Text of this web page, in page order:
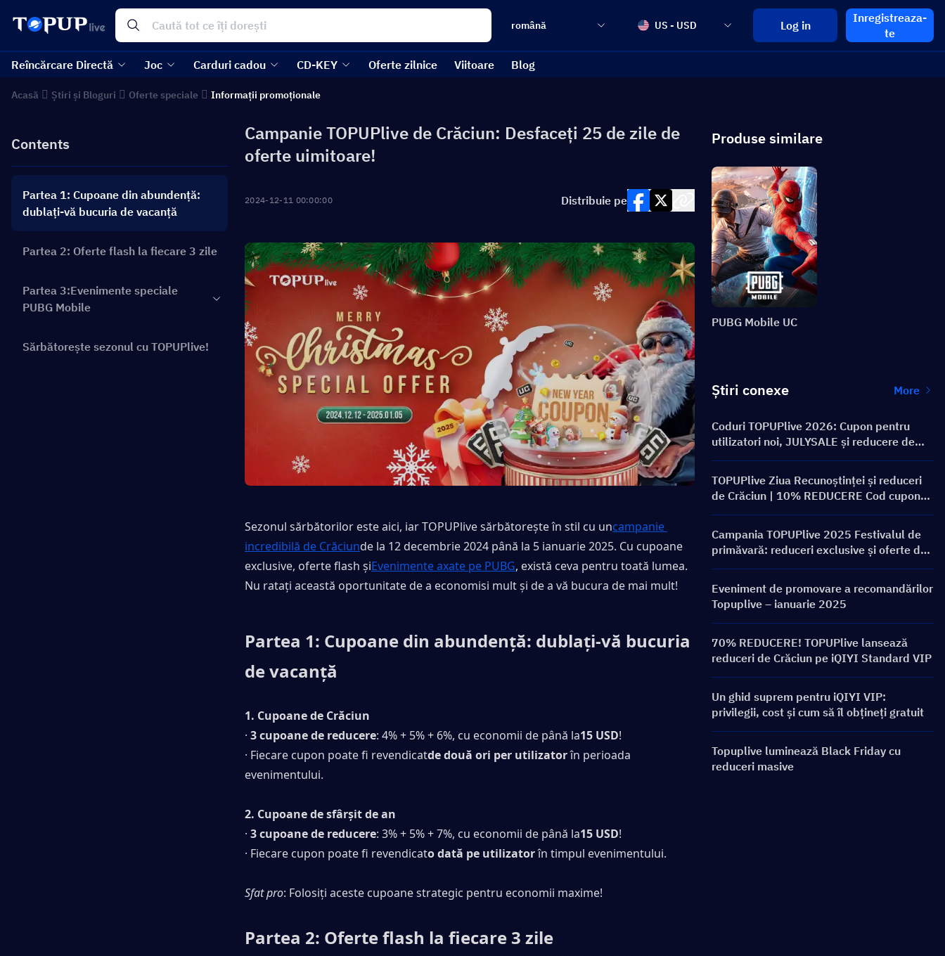
română US - USD Log in
Inregistreaza-
te
Reîncărcare Directă Joc Carduri cadou CD-KEY Oferte zilnice Viitoare Blog
Acasă Știri și Bloguri Oferte speciale Informații promoționale
Contents
Partea 1: Cupoane din abundență:
dublați-vă bucuria de vacanță
Partea 2: Oferte flash la fiecare 3 zile
Partea 3:Evenimente speciale
PUBG Mobile
Sărbătorește sezonul cu TOPUPlive!
Campanie TOPUPlive de Crăciun: Desfaceți 25 de zile de
oferte uimitoare!
2024-12-11 00:00:00 Distribuie pe
Sezonul sărbătorilor este aici, iar TOPUPlive sărbătorește în stil cu uncampanie
incredibilă de Crăciunde la 12 decembrie 2024 până la 5 ianuarie 2025. Cu cupoane
exclusive, oferte flash șiEvenimente axate pe PUBG, există ceva pentru toată lumea.
Nu ratați această oportunitate de a economisi mult și de a vă bucura de mai mult!
Partea 1: Cupoane din abundență: dublați-vă bucuria
de vacanță
1. Cupoane de Crăciun
· 3 cupoane de reducere: 4% + 5% + 6%, cu economii de până la15 USD!
· Fiecare cupon poate fi revendicatde două ori per utilizator în perioada
evenimentului.
2. Cupoane de sfârșit de an
· 3 cupoane de reducere: 3% + 5% + 7%, cu economii de până la15 USD!
· Fiecare cupon poate fi revendicato dată pe utilizator în timpul evenimentului.
Sfat pro: Folosiți aceste cupoane strategic pentru economii maxime!
Partea 2: Oferte flash la fiecare 3 zile
Produse similare
PUBG Mobile UC
Știri conexe More
Coduri TOPUPlive 2026: Cupon pentru
utilizatori noi, JULYSALE și reducere de
10%
TOPUPlive Ziua Recunoștinței și reduceri
de Crăciun | 10% REDUCERE Cod cupon
TOPUP10 + Oferte zilnice
Campania TOPUPlive 2025 Festivalul de
primăvară: reduceri exclusive și oferte de
încărcare pentru jocuri
Eveniment de promovare a recomandărilor
Topuplive – ianuarie 2025
70% REDUCERE! TOPUPlive lansează
reduceri de Crăciun pe iQIYI Standard VIP
Un ghid suprem pentru iQIYI VIP:
privilegii, cost și cum să îl obțineți gratuit
Topuplive luminează Black Friday cu
reduceri masive